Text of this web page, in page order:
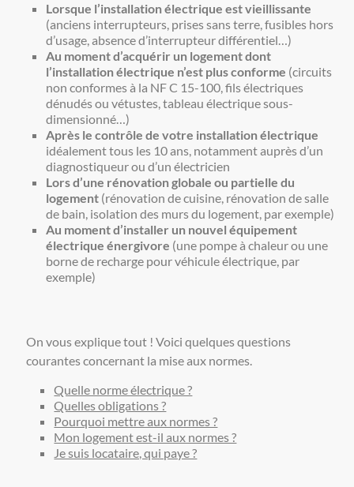
Lorsque l’installation électrique est vieillissante
(anciens interrupteurs, prises sans terre, fusibles hors
d’usage, absence d’interrupteur différentiel…)
Au moment d’acquérir un logement dont
l’installation électrique n’est plus conforme (circuits
non conformes à la NF C 15-100, fils électriques
dénudés ou vétustes, tableau électrique sous-
dimensionné…)
Après le contrôle de votre installation électrique
idéalement tous les 10 ans, notamment auprès d’un
diagnostiqueur ou d’un électricien
Lors d’une rénovation globale ou partielle du
logement (rénovation de cuisine, rénovation de salle
de bain, isolation des murs du logement, par exemple)
Au moment d’installer un nouvel équipement
électrique énergivore (une pompe à chaleur ou une
borne de recharge pour véhicule électrique, par
exemple)
On vous explique tout ! Voici quelques questions
courantes concernant la mise aux normes.
Quelle norme électrique ?
Quelles obligations ?
Pourquoi mettre aux normes ?
Mon logement est-il aux normes ?
Je suis locataire, qui paye ?